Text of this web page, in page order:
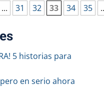
... 31 32 33 34 35
5 historias para
en serio ahora